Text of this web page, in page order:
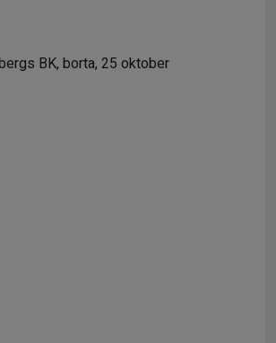
BK, borta, 25 oktober